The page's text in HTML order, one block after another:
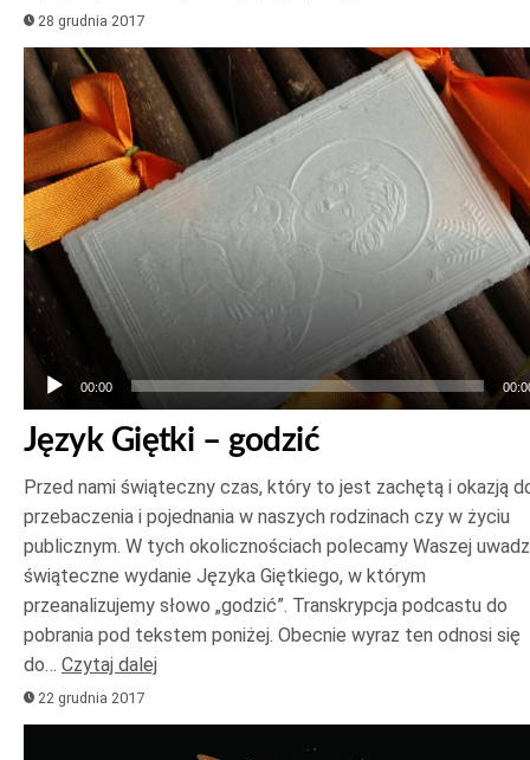
28 grudnia 2017
Odtwarzacz
plików
dźwiękowych
00:00
Język Giętki – godzić
Przed nami świąteczny czas, który to jest zachętą i okazją
przebaczenia i pojednania w naszych rodzinach czy w życiu
publicznym. W tych okolicznościach polecamy Waszej
świąteczne wydanie Języka Giętkiego, w którym
przeanalizujemy słowo „godzić”. Transkrypcja podcastu do
pobrania pod tekstem poniżej. Obecnie wyraz ten odnosi się
do… Czytaj dalej
22 grudnia 2017